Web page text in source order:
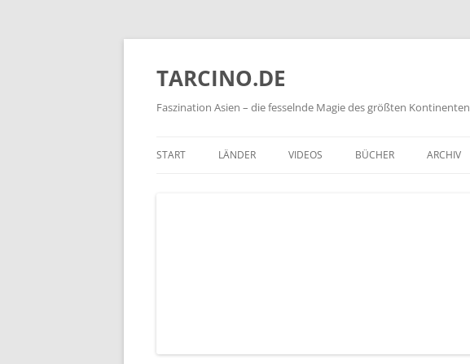
TARCINO.DE
Faszination Asien – die fesselnde Magie des größten Kontinenten
START LÄNDER VIDEOS BÜCHER ARCHIV